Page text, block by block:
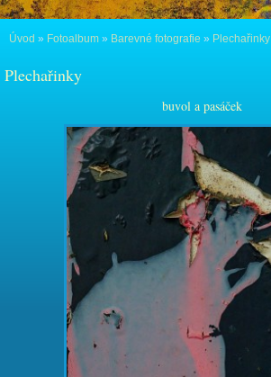
Úvod » Fotoalbum » Barevné fotografie » Plechařinky
Plechařinky
buvol a pasáček